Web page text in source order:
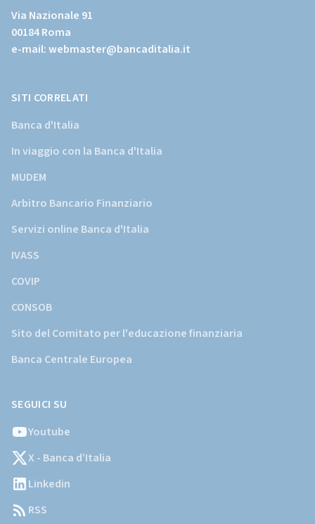
sito
istituzionale
della
Via Nazionale 91
00184 Roma
e-mail:webmaster@bancaditalia.it
SITI CORRELATI
Banca d'Italia
In viaggio con la Banca d'Italia
MUDEM
Arbitro Bancario Finanziario
Servizi online Banca d'Italia
IVASS
COVIP
CONSOB
Sito del Comitato per l'educazione finanziaria
Banca Centrale Europea
SEGUICI SU
Youtube
X - Banca d’Italia
Linkedin
RSS